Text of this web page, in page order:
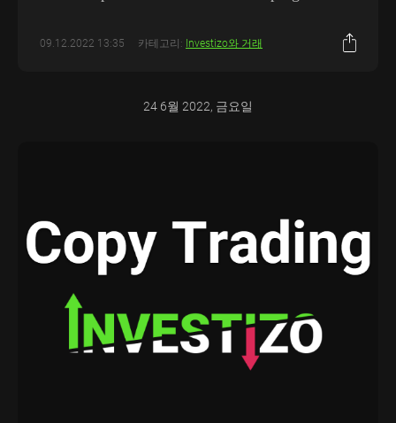
09.12.2022 13:35 카테고리: Investizo와 거래
24 6월 2022, 금요일